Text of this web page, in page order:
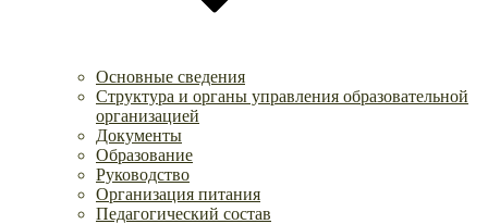
Основные сведения
Структура и органы управления образовательной
организацией
Документы
Образование
Руководство
Организация питания
Педагогический состав